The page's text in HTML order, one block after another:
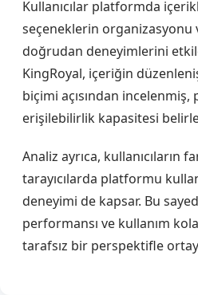
Kullanıcılar platformda
seçeneklerin organizasyonu
doğrudan deneyimlerini
KingRoyal, içeriğin
biçimi açısından
erişilebilirlik kapasitesi
Analiz ayrıca, kullanıcıların
tarayıcılarda platformu
deneyimi de kapsar. Bu
performansı ve kullanım
tarafsız bir perspektifle